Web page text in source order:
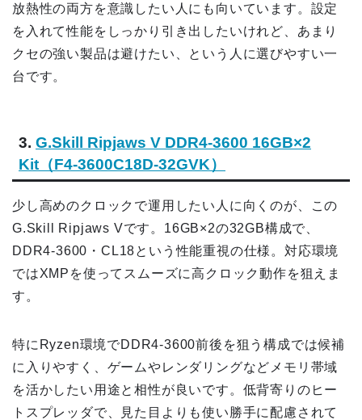
放熱性の両方を意識したい人にも向いています。設定
を入れて性能をしっかり引き出したいけれど、あまり
クセの強い製品は避けたい、という人に選びやすい一
台です。
3. G.Skill Ripjaws V DDR4-3600 16GB×2
Kit（F4-3600C18D-32GVK）
少し高めのクロックで運用したい人に向くのが、この
G.Skill Ripjaws Vです。16GB×2の32GB構成で、
DDR4-3600・CL18という性能重視の仕様。対応環境
ではXMPを使ってスムーズに高クロック動作を狙えま
す。
特にRyzen環境でDDR4-3600前後を狙う構成では候補
に入りやすく、ゲームやレンダリングなどメモリ帯域
を活かしたい用途と相性が良いです。低背寄りのヒー
トスプレッダで、見た目よりも使い勝手に配慮されて